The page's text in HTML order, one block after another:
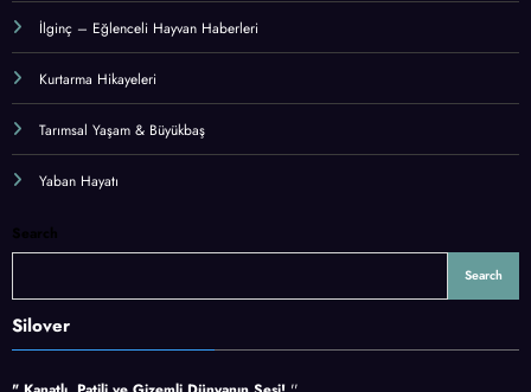
İlginç – Eğlenceli Hayvan Haberleri
Kurtarma Hikayeleri
Tarımsal Yaşam & Büyükbaş
Yaban Hayatı
Search
Search
Silover